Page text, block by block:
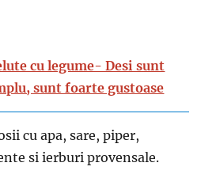
cu legume- Desi sunt
sunt foarte gustoase
cu apa, sare, piper,
si ierburi provensale.